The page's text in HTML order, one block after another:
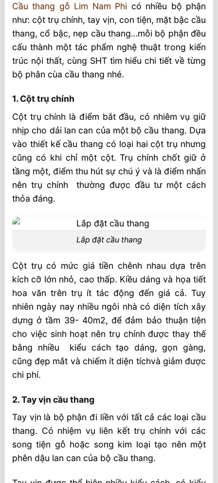
Cầu thang gỗ Lim Nam Phi có nhiều bộ phận
như: cột trụ chính, tay vịn, con tiện, mặt bậc cầu
thang, cổ bậc, nẹp cầu thang…mỗi bộ phận đều
cấu thành một tác phẩm nghệ thuật trong kiến
trúc nội thất, cùng SHT tìm hiểu chi tiết về từng
bộ phân cùa cầu thang nhé.
1. Cột trụ chính
Cột trụ chính là điểm bắt đầu, có nhiêm vụ giữ
nhịp cho dải lan can của một bộ cầu thang. Dựa
vào thiết kế cầu thang có loại hai cột trụ nhưng
cũng có khi chỉ một cột. Trụ chính chốt giữ ở
tầng một, điểm thu hút sự chú ý và là điểm nhấn
nên trụ chính thường được đầu tư một cách
thỏa đáng.
Lắp đặt cầu thang
Cột trụ có mức giá tiền chênh nhau dựa trên
kích cỡ lớn nhỏ, cao thấp. Kiều dáng và họa tiết
hoa văn trên trụ ít tác động đến giá cả. Tuy
nhiên ngày nay nhiều ngôi nhà có diện tích xây
dựng ở tầm 39- 40m2, để đảm bảo thuận tiện
cho việc sinh hoạt nên trụ chính được thay thế
bằng nhiều kiểu cách tạo dáng, gọn gàng,
cũng đẹp mắt và chiếm ít diện tíchvà giảm được
chi phí.
2. Tay vịn cầu thang
Tay vịn là bộ phận đi liền với tất cả các loại cầu
thang. Có nhiệm vụ liên kết trụ chính với các
song tiện gỗ hoặc song kim loại tạo nên một
phên dậu lan can của bộ cầu thang.